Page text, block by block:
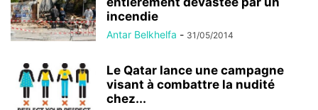
incendie
Antar Belkhelfa - 31/05/2014
Le Qatar lance une campagne
visant à combattre la nudité
chez...